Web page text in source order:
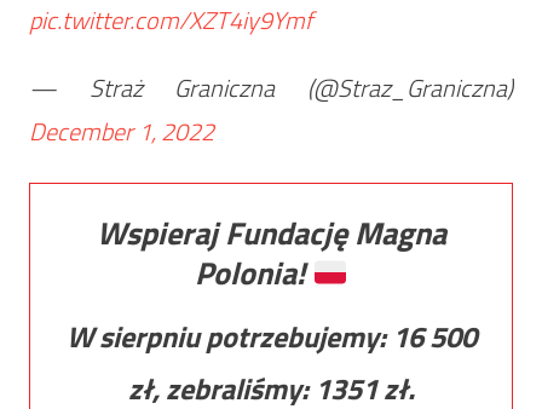
pic.twitter.com/XZT4iy9Ymf
— Straż Graniczna (@Straz_Graniczna)
December 1, 2022
Wspieraj Fundację Magna
Polonia!
W sierpniu potrzebujemy: 16 500
zł, zebraliśmy: 1351zł.